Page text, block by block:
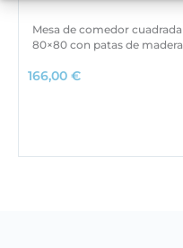
Mesa de comedor cuadrada
80×80 con patas de madera
166,00 €